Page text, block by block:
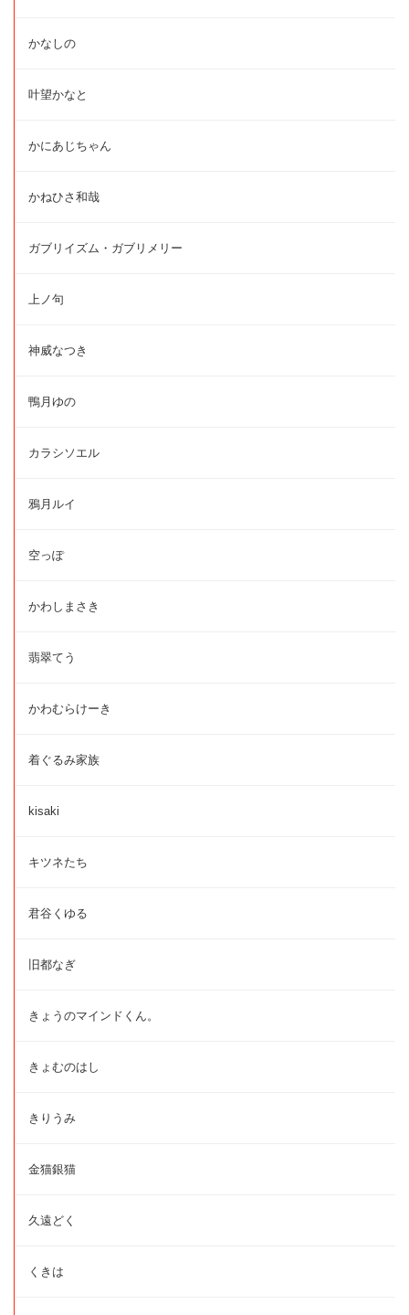
かなしの
叶望かなと
かにあじちゃん
かねひさ和哉
ガブリイズム・ガブリメリー
上ノ句
神威なつき
鴨月ゆの
カラシソエル
鴉月ルイ
空っぽ
かわしまさき
翡翠てう
かわむらけーき
着ぐるみ家族
kisaki
キツネたち
君谷くゆる
旧都なぎ
きょうのマインドくん。
きょむのはし
きりうみ
金猫銀猫
久遠どく
くきは